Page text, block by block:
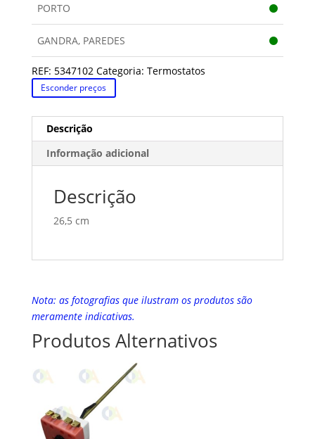
PORTO
GANDRA, PAREDES
REF: 5347102 Categoria: Termostatos
Esconder preços
Descrição
Informação adicional
Descrição
26,5 cm
Nota: as fotografias que ilustram os produtos são
meramente indicativas.
Produtos Alternativos